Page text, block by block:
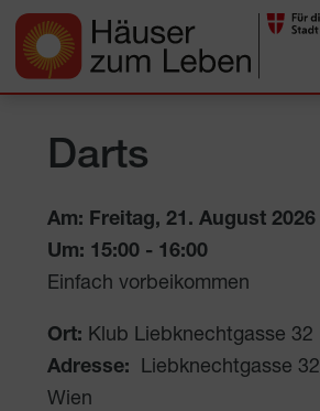
Darts
Am: Freitag, 21. August 2026
Um: 15:00 - 16:00
Einfach vorbeikommen
Ort: Klub Liebknechtgasse 32
Adresse:
Liebknechtgasse 32
Wien